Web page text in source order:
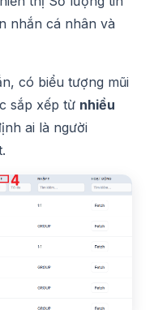
nhắn cá nhân và
có biểu tượng mũi
sắp xếp từ nhiều
ai là người